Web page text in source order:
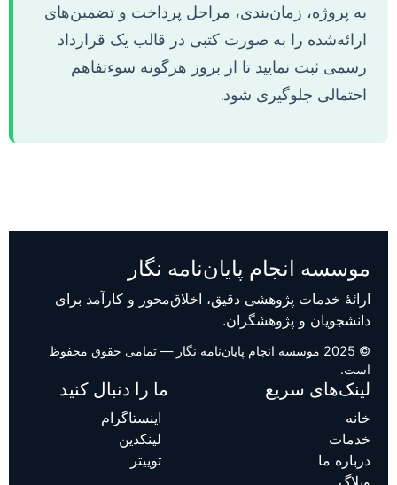
به پروژه، زمان‌بندی، مراحل پرداخت و تضمین‌های
ارائه‌شده را به صورت کتبی در قالب یک قرارداد
رسمی ثبت نمایید تا از بروز هرگونه سوءتفاهم
احتمالی جلوگیری شود.
موسسه انجام پایان‌نامه نگار
ارائهٔ خدمات پژوهشی دقیق، اخلاق‌محور و کارآمد برای
دانشجویان و پژوهشگران.
© 2025 موسسه انجام پایان‌نامه نگار — تمامی حقوق محفوظ
است.
لینک‌های سریع
خانه
خدمات
درباره ما
وبلاگ
ما را دنبال کنید
اینستاگرام
لینکدین
توییتر